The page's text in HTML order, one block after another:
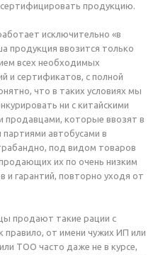
продукцию.
исключительно «в
продукция ввозится только
всех необходимых
и сертификатов, с полной
что в таких условиях мы
ни с китайскими
продавцами, которые ввозят в
автобусами в
под видом товаров
их по очень низким
и гарантий, повторно уходя от
продают такие рации с
от имени чужих ИП или
ТОО часто даже не в курсе,